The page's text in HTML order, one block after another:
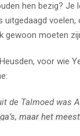
hen bezig?
gewoon moeten
voor wie
de Talmoed was
maar het
ik dat inzicht